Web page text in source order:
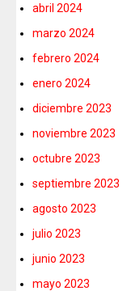
abril 2024
marzo 2024
febrero 2024
enero 2024
diciembre 2023
noviembre 2023
octubre 2023
septiembre 2023
agosto 2023
julio 2023
junio 2023
mayo 2023